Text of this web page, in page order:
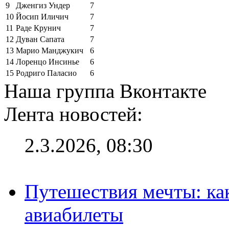
9
Дженгиз Ундер
7
10 Йосип Иличич
7
11 Раде Крунич
7
12 Дуван Сапата
7
13 Марио Манджукич
6
14 Лоренцо Инсинье
6
15 Родриго Паласио 6
Наша группа Вконтакте
Лента новостей:
2.3.2026, 08:30
Путешествия мечты:
авиабилеты